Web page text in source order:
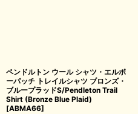
ペンドルトン ウール シャツ・エルボ
ーパッチ トレイルシャツ ブロンズ・
ブループラッドS/Pendleton Trail
Shirt (Bronze Blue Plaid)
[ABMA66]